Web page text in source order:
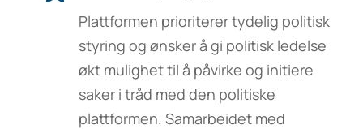
Plattformen prioriterer tydelig politisk
styring og ønsker å gi politisk ledelse
økt mulighet til å påvirke og initiere
saker i tråd med den politiske
plattformen. Samarbeidet med